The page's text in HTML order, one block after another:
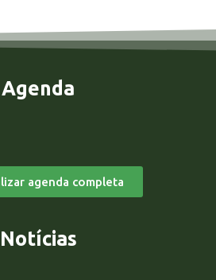
Agenda
agenda completa
Notícias